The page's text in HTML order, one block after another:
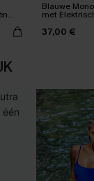
Blauwe
met
37,00 €